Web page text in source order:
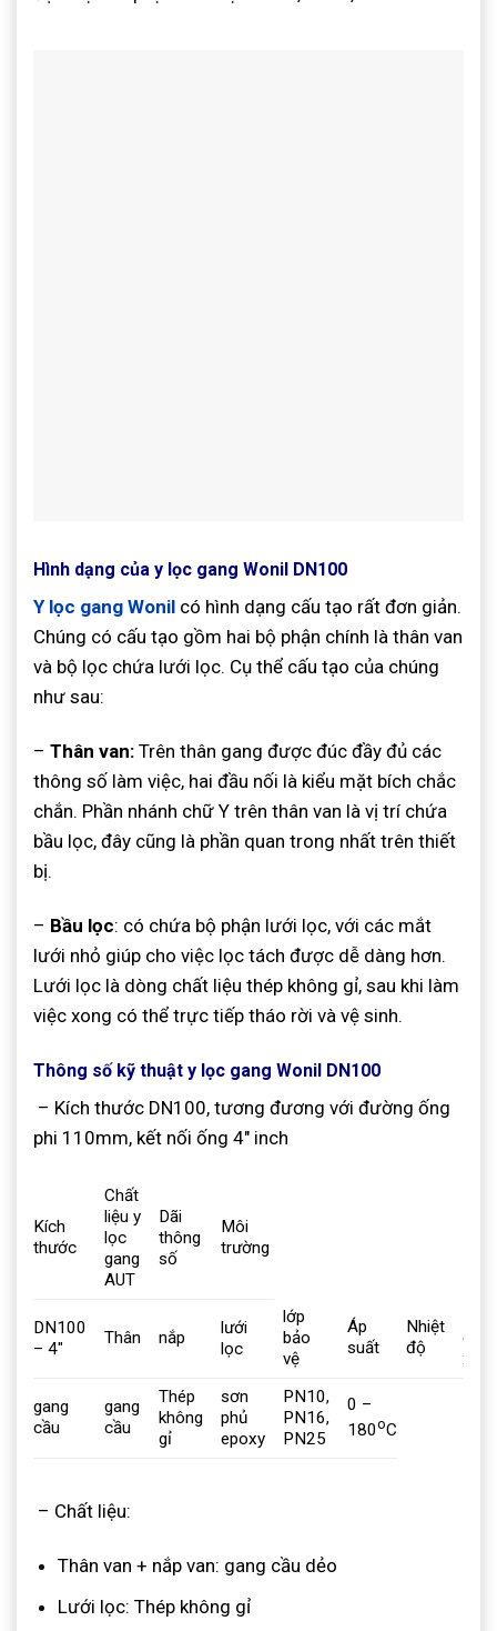
Hình dạng của y lọc gang Wonil DN100
Y lọc gang Wonil có hình dạng cấu tạo rất đơn giản.
Chúng có cấu tạo gồm hai bộ phận chính là thân van
và bộ lọc chứa lưới lọc. Cụ thể cấu tạo của chúng
như sau:
– Thân van: Trên thân gang được đúc đầy đủ các
thông số làm việc, hai đầu nối là kiểu mặt bích chắc
chắn. Phần nhánh chữ Y trên thân van là vị trí chứa
bầu lọc, đây cũng là phần quan trong nhất trên thiết
bị.
– Bầu lọc: có chứa bộ phận lưới lọc, với các mắt
lưới nhỏ giúp cho việc lọc tách được dễ dàng hơn.
Lưới lọc là dòng chất liệu thép không gỉ, sau khi làm
việc xong có thể trực tiếp tháo rời và vệ sinh.
Thông số kỹ thuật y lọc gang Wonil DN100
– Kích thước DN100, tương đương với đường ống
phi 110mm, kết nối ống 4″ inch
Kích
thước
Chất
liệu y
lọc
gang
AUT
Dãi
thông
số
Môi
trường
DN100
– 4″
Thân nắp
lưới
lọc
lớp
bảo
vệ
Áp
suất
Nhiệt
độ
dầu,
xăng
gang
cầu
gang
cầu
Thép
không
gỉ
sơn
phủ
epoxy
PN10,
PN16,
PN25
0 –
180oC
– Chất liệu:
Thân van + nắp van: gang cầu dẻo
Lưới lọc: Thép không gỉ